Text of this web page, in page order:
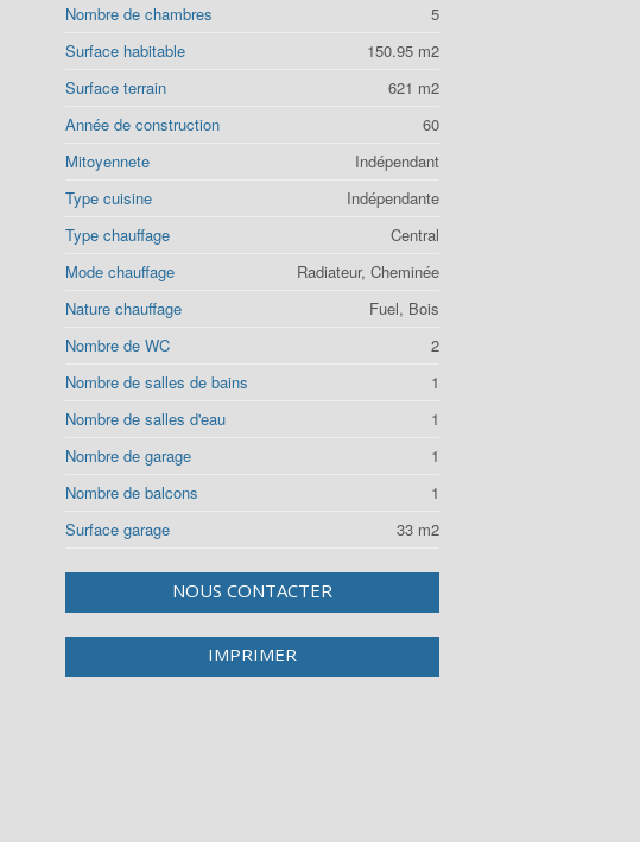
Nombre de chambres
5
Surface habitable
150.95 m2
Surface terrain
621 m2
Année de construction
60
Mitoyennete
Indépendant
Type cuisine
Indépendante
Type chauffage
Central
Mode chauffage
Radiateur, Cheminée
Nature chauffage
Fuel, Bois
Nombre de WC
2
Nombre de salles de bains
1
Nombre de salles d'eau
1
Nombre de garage
1
Nombre de balcons
1
Surface garage
33 m2
NOUS CONTACTER
IMPRIMER